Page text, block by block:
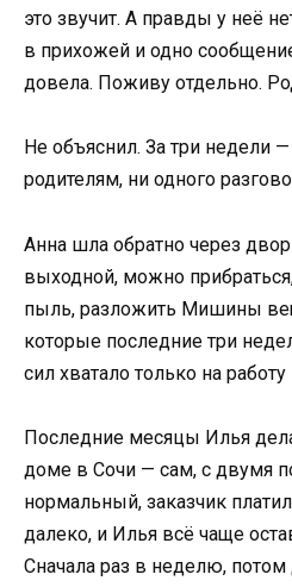
это звучит. А правды у неё
в прихожей и одно
довела. Поживу отдельно.
Не объяснил. За три недели
родителям, ни одного
Анна шла обратно через
выходной, можно
пыль, разложить Мишины
которые последние три
сил хватало только на
Последние месяцы Илья
доме в Сочи — сам, с двумя
нормальный, заказчик
далеко, и Илья всё чаще
Сначала раз в неделю, потом